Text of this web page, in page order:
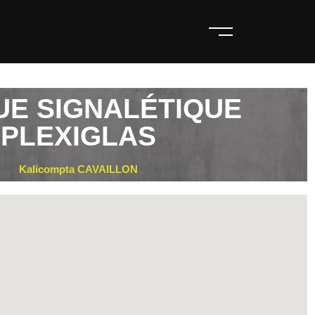
SIGNALÉTIQUE
PLEXIGLAS
Kalicompta CAVAILLON